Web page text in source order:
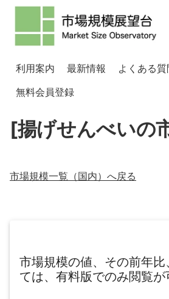
利用案内 最新情報 よくある質
無料会員登録
[揚げせんべいの
市場規模一覧（国内）へ戻る
市場規模の値、その前年
ては、有料版でのみ閲覧が